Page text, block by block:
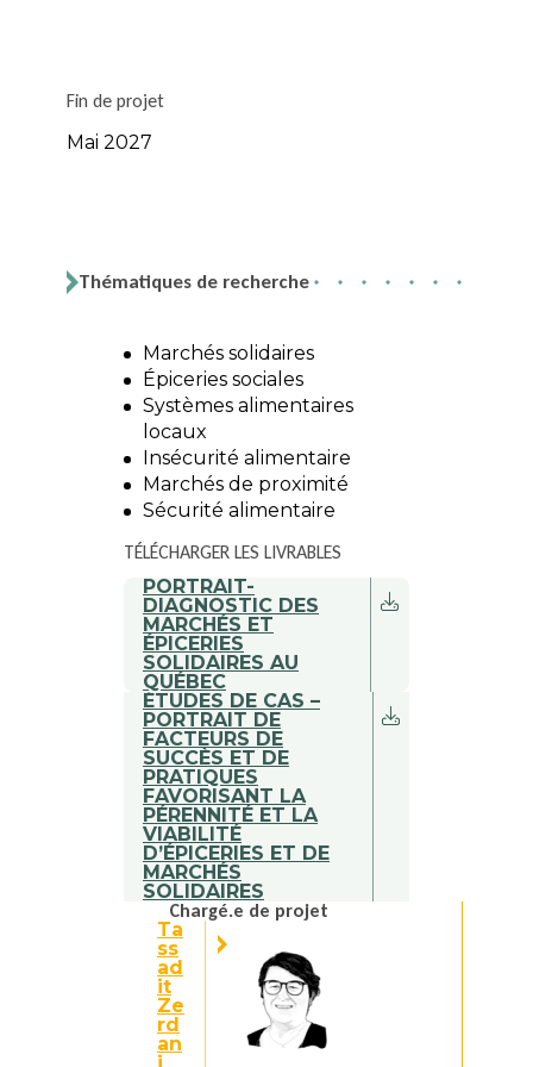
Chargé.e de projet
Ta
ss
ad
it
Ze
rd
an
Fin de projet
Mai 2027
Thématiques de recherche
Marchés solidaires
Épiceries sociales
Systèmes alimentaires
locaux
Insécurité alimentaire
Marchés de proximité
Sécurité alimentaire
TÉLÉCHARGER LES LIVRABLES
PORTRAIT-
DIAGNOSTIC DES
MARCHÉS ET
ÉPICERIES
SOLIDAIRES AU
QUÉBEC
ÉTUDES DE CAS –
PORTRAIT DE
FACTEURS DE
SUCCÈS ET DE
PRATIQUES
FAVORISANT LA
PÉRENNITÉ ET LA
VIABILITÉ
D’ÉPICERIES ET DE
MARCHÉS
SOLIDAIRES